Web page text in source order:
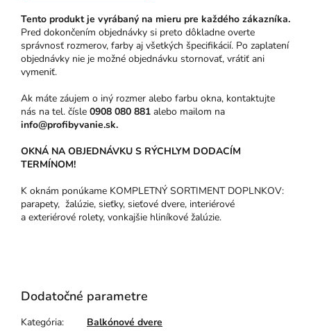
Tento produkt je vyrábaný na mieru pre každého zákazníka.
Pred dokončením objednávky si preto dôkladne overte
správnosť rozmerov, farby aj všetkých špecifikácií. Po zaplatení
objednávky nie je možné objednávku stornovať, vrátiť ani
vymeniť.
Ak máte záujem o iný rozmer alebo farbu okna, kontaktujte
nás na tel. čísle 0908 080 881 alebo mailom na
info@profibyvanie.sk.
OKNÁ NA OBJEDNÁVKU S RÝCHLYM DODACÍM
TERMÍNOM!
K oknám ponúkame KOMPLETNÝ SORTIMENT DOPLNKOV:
parapety, žalúzie, sieťky, sieťové dvere, interiérové
a exteriérové rolety, vonkajšie hliníkové žalúzie.
Dodatočné parametre
Kategória: Balkónové dvere